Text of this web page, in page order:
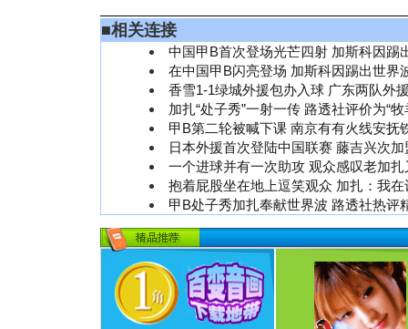
■相关连接
中国甲B首次登场光芒四射 加斯科因踢
在中国甲B闪亮登场 加斯科因踢出世界
香雪1-1绿城外援包办入球 广东两队外
加扎“处子秀”一射一传 路透社评价为“牧
甲B第二轮被喊下课 南京有有火线安抚
日本外援首次登陆中国联赛 藤吉兴次
一个进球并有一次助攻 观众感叹老加
抱着屁股坐在地上逗笑观众 加扎：我
甲B处子秀加扎奉献世界波 路透社热评